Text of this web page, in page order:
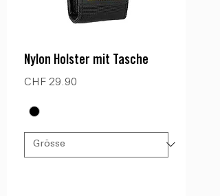
Nylon Holster mit Tasche
Preis
CHF 29.90